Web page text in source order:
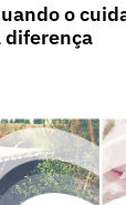
o
diferença